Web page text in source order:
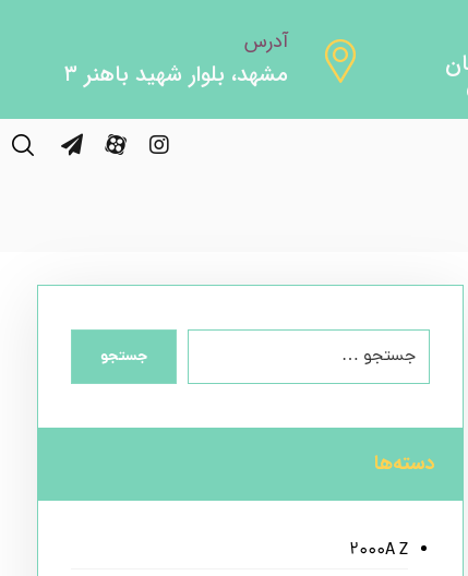
آدرس
مشهد، بلوار شهید باهنر ۳
جستجو
دسته‌ها
2000A Z